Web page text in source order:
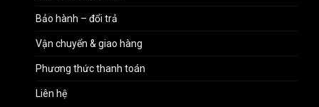
Bảo hành – đổi trả
Vận chuyển & giao hàng
Phương thức thanh toán
Liên hệ